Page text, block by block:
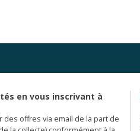
en vous inscrivant à
offres via email de la part de